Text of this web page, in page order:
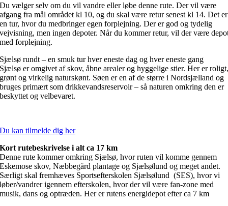
Du vælger selv om du vil vandre eller løbe denne rute. Der vil være
afgang fra mål området kl 10, og du skal være retur senest kl 14. Det er
en tur, hvor du medbringer egen forplejning. Der er god og tydelig
vejvisning, men ingen depoter. Når du kommer retur, vil der være
med forplejning.
Sjælsø rundt – en smuk tur hver eneste dag og hver eneste gang
Sjælsø er omgivet af skov, åbne arealer og hyggelige stier. Her er
grønt og virkelig naturskønt. Søen er en af de større i Nordsjælland og
bruges primært som drikkevandsreservoir – så naturen omkring den er
beskyttet og velbevaret.
Du kan tilmelde dig her
Kort rutebeskrivelse i alt ca 17 km
Denne rute kommer omkring Sjælsø, hvor ruten vil komme gennem
Eskemose skov, Næbbegård plantage og Sjælsølund og meget andet.
Særligt skal fremhæves Sportsefterskolen Sjælsølund (SES), hvor vi
løber/vandrer igennem efterskolen, hvor der vil være fan-zone med
musik, dans og optræden. Her er rutens energidepot efter ca 7 km